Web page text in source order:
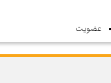
عضویت